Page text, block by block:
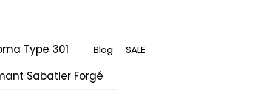
Type 301
Sabatier Forgé
Blog SALE